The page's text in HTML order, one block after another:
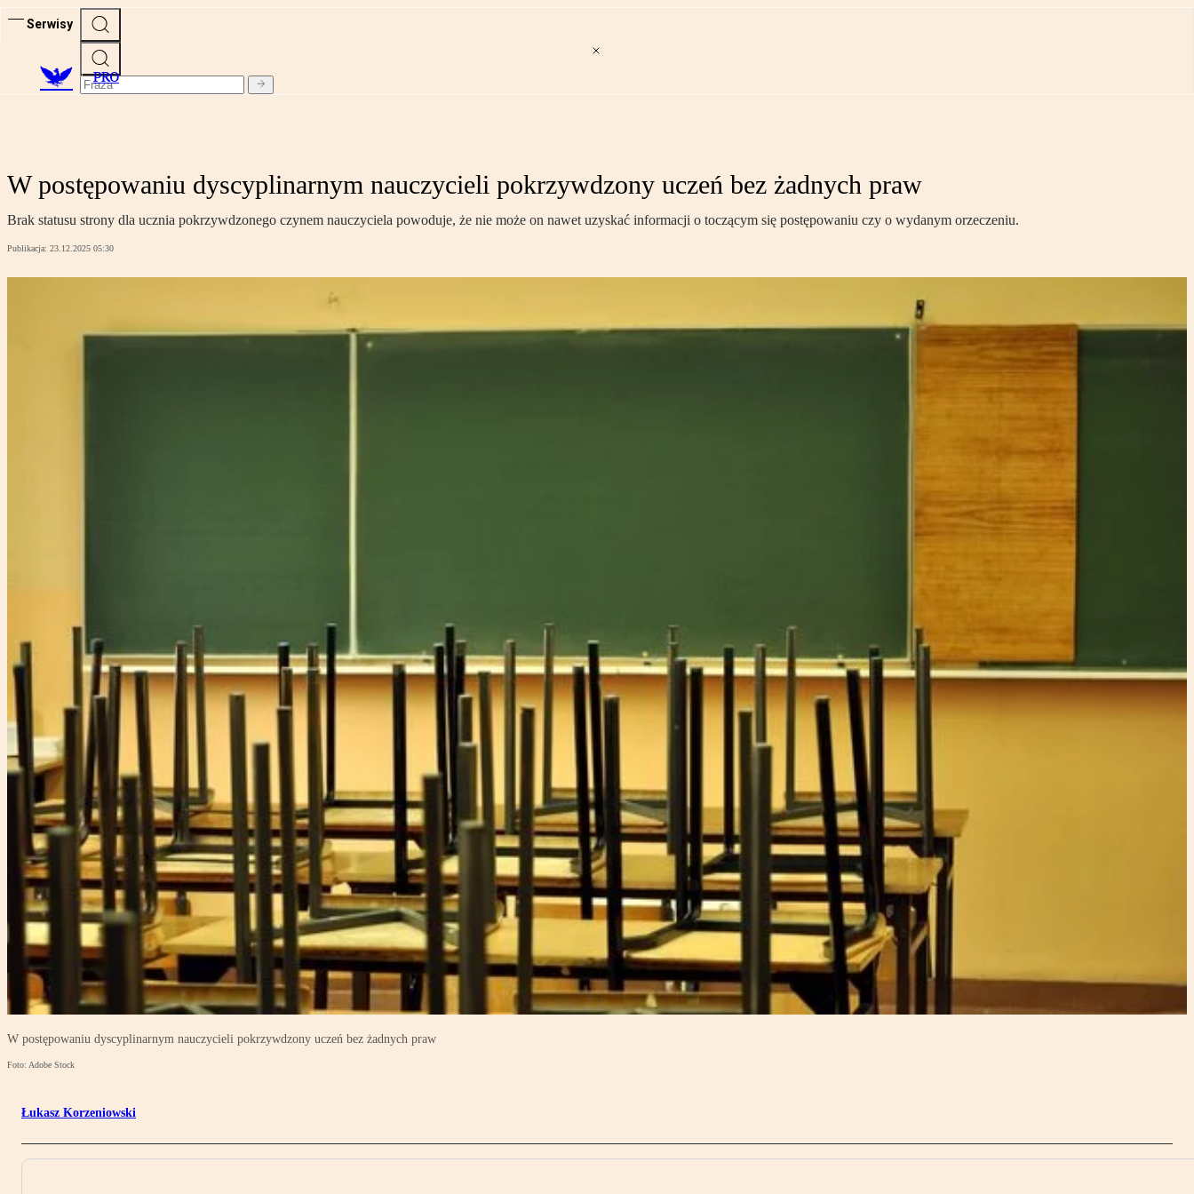
Serwisy
PRO
W postępowaniu dyscyplinarnym nauczycieli pokrzywdzony uczeń bez żadnych praw
Brak statusu strony dla ucznia pokrzywdzonego czynem nauczyciela powoduje, że nie może on nawet uzyskać informacji o toczącym się postępowaniu czy o wydanym orzeczeniu.
Publikacja: 23.12.2025 05:30
W postępowaniu dyscyplinarnym nauczycieli pokrzywdzony uczeń bez żadnych praw
Foto: Adobe Stock
Łukasz Korzeniowski